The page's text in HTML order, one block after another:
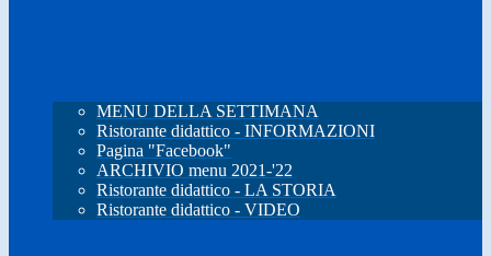
MENU DELLA SETTIMANA
Ristorante didattico - INFORMAZIONI
Pagina "Facebook"
ARCHIVIO menu 2021-'22
Ristorante didattico - LA STORIA
Ristorante didattico - VIDEO